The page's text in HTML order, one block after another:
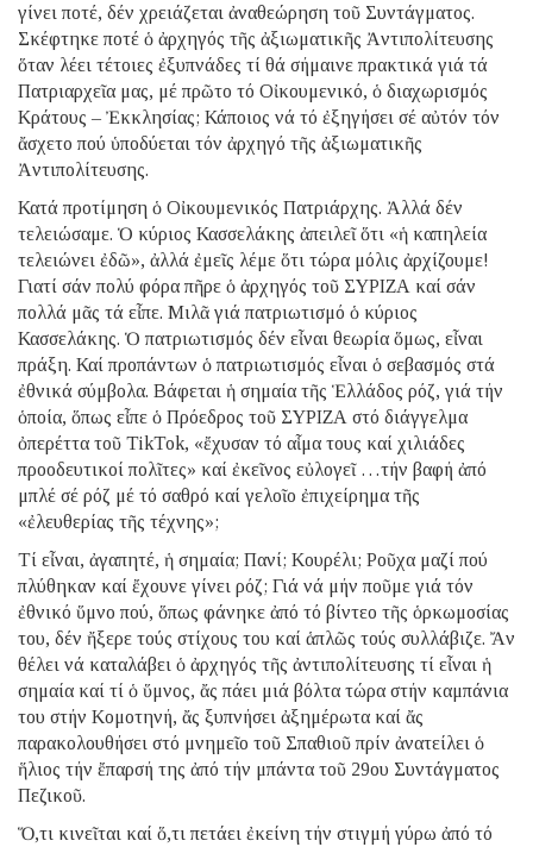
γίνει ποτέ, δέν χρειάζεται ἀναθεώρηση τοῦ Συντάγματος.
Σκέφτηκε ποτέ ὁ ἀρχηγός τῆς ἀξιωματικῆς Ἀντιπολίτευσης
ὅταν λέει τέτοιες ἐξυπνάδες τί θά σήμαινε πρακτικά γιά τά
Πατριαρχεῖα μας, μέ πρῶτο τό Οἰκουμενικό, ὁ διαχωρισμός
Κράτους – Ἐκκλησίας; Κάποιος νά τό ἐξηγήσει σέ αὐτόν τόν
ἄσχετο πού ὑποδύεται τόν ἀρχηγό τῆς ἀξιωματικῆς
Ἀντιπολίτευσης.
Κατά προτίμηση ὁ Οἰκουμενικός Πατριάρχης. Ἀλλά δέν
τελειώσαμε. Ὁ κύριος Κασσελάκης ἀπειλεῖ ὅτι «ἡ καπηλεία
τελειώνει ἐδῶ», ἀλλά ἐμεῖς λέμε ὅτι τώρα μόλις ἀρχίζουμε!
Γιατί σάν πολύ φόρα πῆρε ὁ ἀρχηγός τοῦ ΣΥΡΙΖΑ καί σάν
πολλά μᾶς τά εἶπε. Μιλᾶ γιά πατριωτισμό ὁ κύριος
Κασσελάκης. Ὁ πατριωτισμός δέν εἶναι θεωρία ὅμως, εἶναι
πράξη. Καί προπάντων ὁ πατριωτισμός εἶναι ὁ σεβασμός στά
ἐθνικά σύμβολα. Βάφεται ἡ σημαία τῆς Ἑλλάδος ρόζ, γιά τήν
ὁποία, ὅπως εἶπε ὁ Πρόεδρος τοῦ ΣΥΡΙΖΑ στό διάγγελμα
ὀπερέττα τοῦ TikTok, «ἔχυσαν τό αἷμα τους καί χιλιάδες
προοδευτικοί πολῖτες» καί ἐκεῖνος εὐλογεῖ …τήν βαφή ἀπό
μπλέ σέ ρόζ μέ τό σαθρό καί γελοῖο ἐπιχείρημα τῆς
«ἐλευθερίας τῆς τέχνης»;
Τί εἶναι, ἀγαπητέ, ἡ σημαία; Πανί; Κουρέλι; Ροῦχα μαζί πού
πλύθηκαν καί ἔχουνε γίνει ρόζ; Γιά νά μήν ποῦμε γιά τόν
ἐθνικό ὕμνο πού, ὅπως φάνηκε ἀπό τό βίντεο τῆς ὁρκωμοσίας
του, δέν ἤξερε τούς στίχους του καί ἁπλῶς τούς συλλάβιζε. Ἄν
θέλει νά καταλάβει ὁ ἀρχηγός τῆς ἀντιπολίτευσης τί εἶναι ἡ
σημαία καί τί ὁ ὕμνος, ἄς πάει μιά βόλτα τώρα στήν καμπάνια
του στήν Κομοτηνή, ἄς ξυπνήσει ἀξημέρωτα καί ἄς
παρακολουθήσει στό μνημεῖο τοῦ Σπαθιοῦ πρίν ἀνατείλει ὁ
ἥλιος τήν ἔπαρσή της ἀπό τήν μπάντα τοῦ 29ου Συντάγματος
Πεζικοῦ.
Ὅ,τι κινεῖται καί ὅ,τι πετάει ἐκείνη τήν στιγμή γύρω ἀπό τό